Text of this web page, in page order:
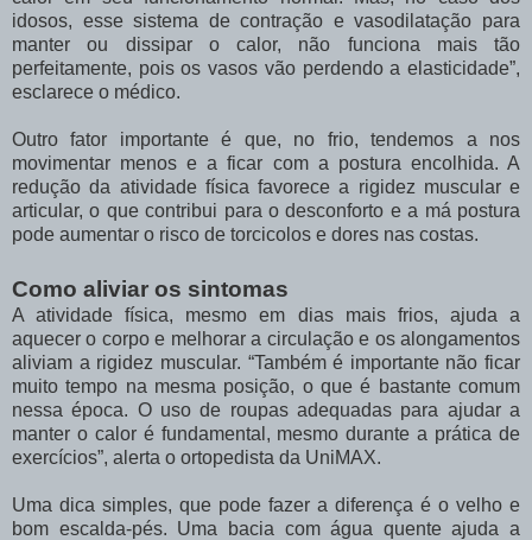
idosos, esse sistema de contração e vasodilatação para
manter ou dissipar o calor, não funciona mais tão
perfeitamente, pois os vasos vão perdendo a elasticidade”,
esclarece o médico.
Outro fator importante é que, no frio, tendemos a nos
movimentar menos e a ficar com a postura encolhida. A
redução da atividade física favorece a rigidez muscular e
articular, o que contribui para o desconforto e a má postura
pode aumentar o risco de torcicolos e dores nas costas.
Como aliviar os sintomas
A atividade física, mesmo em dias mais frios, ajuda a
aquecer o corpo e melhorar a circulação e os alongamentos
aliviam a rigidez muscular. “Também é importante não ficar
muito tempo na mesma posição, o que é bastante comum
nessa época. O uso de roupas adequadas para ajudar a
manter o calor é fundamental, mesmo durante a prática de
exercícios”, alerta o ortopedista da UniMAX.
Uma dica simples, que pode fazer a diferença é o velho e
bom escalda-pés. Uma bacia com água quente ajuda a